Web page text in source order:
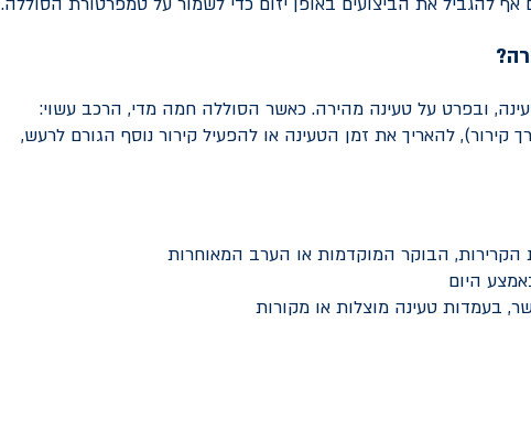
ובפרט על טעינה מהירה. כאשר הסוללה חמה מדי, הרכב עשוי:
להאריך את זמן הטעינה או להפעיל קירור נוסף הגורם לרעש,
הבוקר המוקדמות או הערב המאוחרות
היום
בעמדות טעינה מוצלות או מקורות